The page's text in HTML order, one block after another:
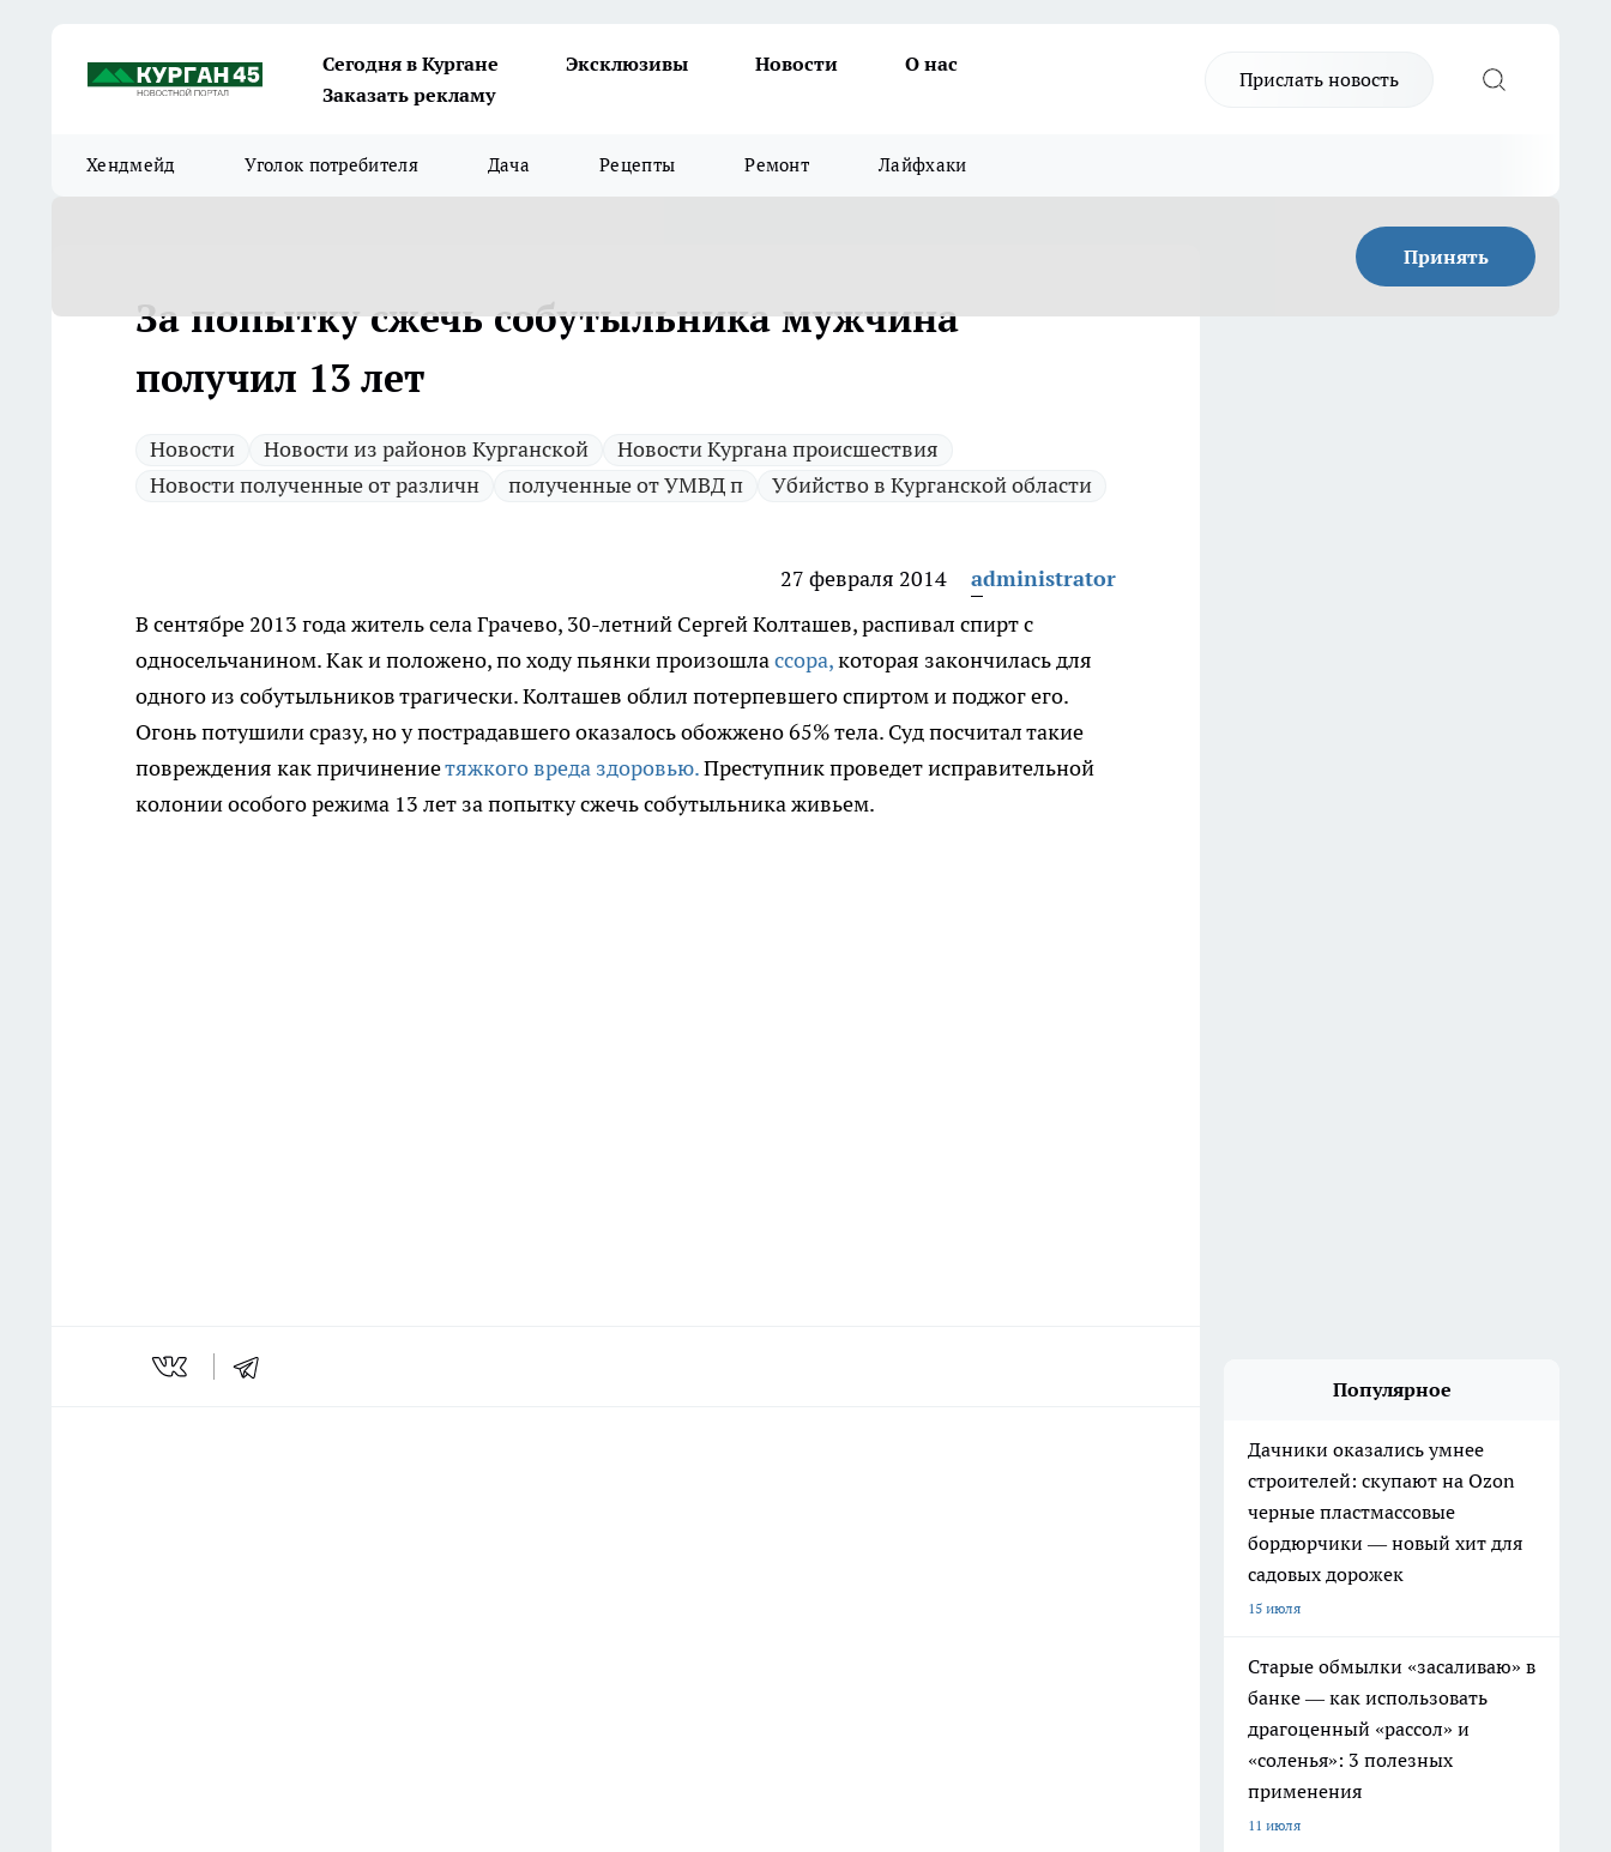
Сегодня в Кургане Эксклюзивы Новости
О нас
Заказать рекламу
Прислать новость
Хендмейд Уголок потребителя Дача Рецепты Ремонт Лайфхаки
Принять
За попытку сжечь собутыльника мужчина
получил 13 лет
Новости Новости из районов Курганской
Новости Кургана происшествия
Новости полученные от различн
полученные от УМВД п Убийство в Курганской области
27 февраля 2014
administrator
В сентябре 2013 года житель села Грачево, 30-летний Сергей Колташев, распивал спирт с
односельчанином.Как и положено, по ходу пьянки произошлассора,которая закончилась для
одного из собутыльников трагически. Колташев облил потерпевшего спиртом и поджог его.
Огонь потушили сразу, но у пострадавшего оказалось обожжено 65% тела. Суд посчитал такие
повреждения как причинениетяжкого вреда здоровью.Преступник проведет исправительной
колонии особого режима 13 лет за попытку сжечь собутыльника живьем.
Популярное
Дачники оказались умнее
строителей: скупают на Ozon
черные пластмассовые
бордюрчики — новый хит для
садовых дорожек
15 июля
Старые обмылки «засаливаю» в
банке — как использовать
драгоценный «рассол» и
«соленья»: 3 полезных
применения
11 июля